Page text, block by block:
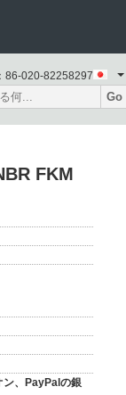
86-020-82258297
Go
FKM
ン、PayPalの銀